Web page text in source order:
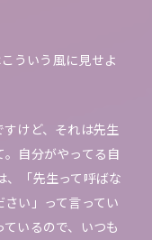
ういう風に見せよ
けど、それは先生
自分がやってる自
、「先生って呼ばな
い」って言ってい
いるので、いつも